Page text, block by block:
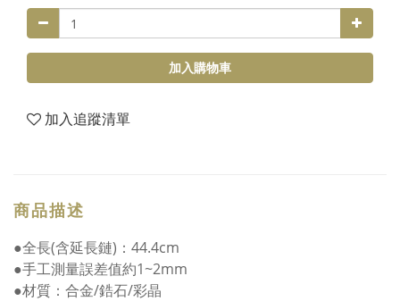
加入購物車
加入追蹤清單
商品描述
●全長(含延長鏈)：44.4cm
●手工測量誤差值約1~2mm
●材質：合金/鋯石/彩晶